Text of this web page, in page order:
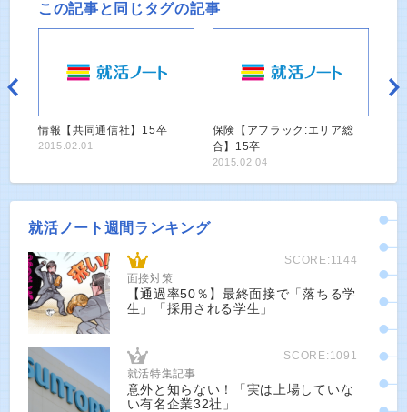
この記事と同じタグの記事
情報【共同通信社】15卒
2015.02.01
保険【アフラック:エリア総
合】15卒
2015.02.04
就活ノート週間ランキング
SCORE:1144
面接対策
【通過率50％】最終面接で「落ちる学
生」「採用される学生」
SCORE:1091
就活特集記事
意外と知らない！「実は上場していな
い有名企業32社」